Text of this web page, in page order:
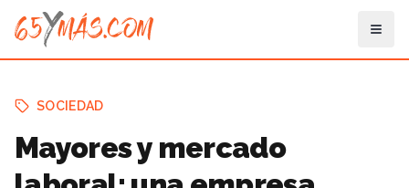
SOCIEDAD
Mayores y mercado